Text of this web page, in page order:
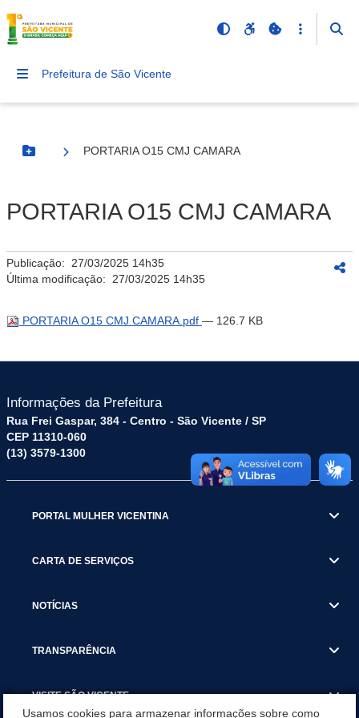
Prefeitura de São Vicente
Botão Menu
PORTARIA O15 CMJ CAMARA
PORTARIA O15 CMJ CAMARA
Publicação: 27/03/2025 14h35
Última modificação: 27/03/2025 14h35
PORTARIA O15 CMJ CAMARA.pdf — 126.7 KB
Informações da Prefeitura
Rua Frei Gaspar, 384 - Centro - São Vicente / SP
CEP 11310-060
(13) 3579-1300
PORTAL MULHER VICENTINA
CARTA DE SERVIÇOS
NOTÍCIAS
TRANSPARÊNCIA
VISITE SÃO VICENTE
Usamos cookies para armazenar informações sobre como